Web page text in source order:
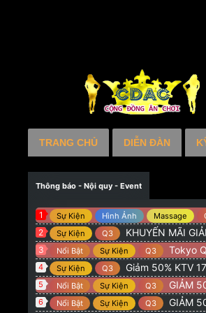
TRANG CHỦ DIỄN ĐÀN
Thông báo - Nội quy - Event
1 Sự Kiện Hình Ảnh Massage
2 Sự Kiện Q3 KHUYẾN MÃI
3 Nổi Bật Sự Kiện Q3 Tokyo
4 Sự Kiện Q3 Giảm 50% KTV
5 Nổi Bật Sự Kiện Q3 GIẢM
6 Nổi Bật Sự Kiện Q3 GIẢM